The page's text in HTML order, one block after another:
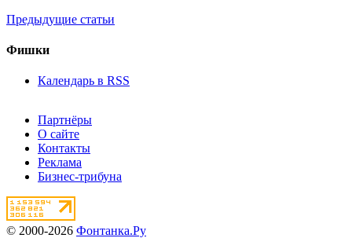
Предыдущие статьи
Фишки
Календарь в RSS
Партнёры
О сайте
Контакты
Реклама
Бизнес-трибуна
© 2000-2026 Фонтанка.Ру